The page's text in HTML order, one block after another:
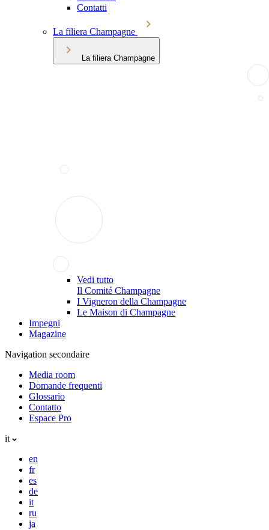
Contatti
La filiera Champagne
La filiera Champagne
Vedi tutto
Il Comité Champagne
I Vigneron della Champagne
Le Maison di Champagne
Impegni
Magazine
Navigation secondaire
Media room
Domande frequenti
Glossario
Contatto
Espace Pro
it
en
fr
es
de
it
ru
ja